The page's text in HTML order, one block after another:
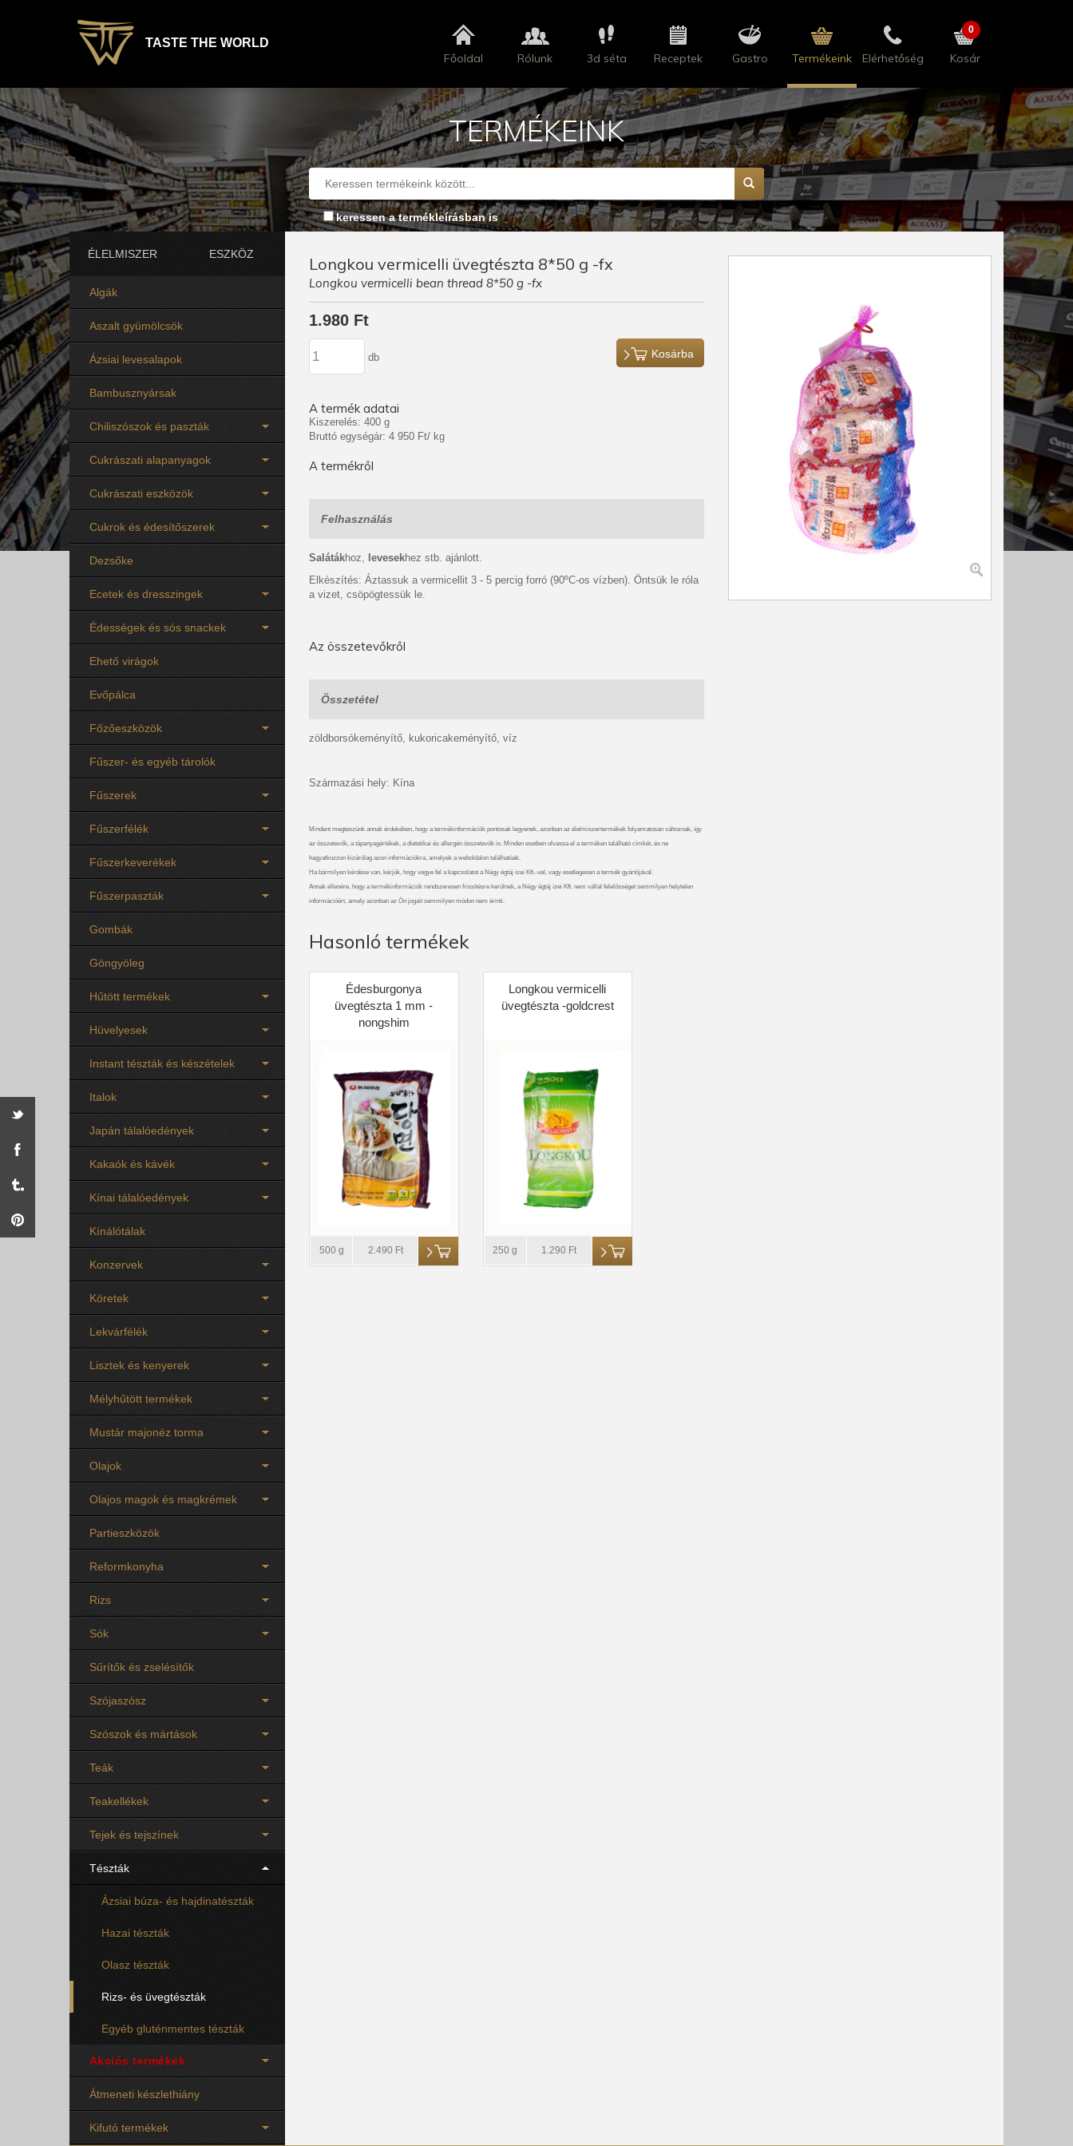
TASTE THE WORLD
Főoldal Rólunk 3d séta Receptek Gastro Termékeink Elérhetőség Kosár
0
TERMÉKEINK
keressen a termékleírásban is
ÉLELMISZER ESZKÖZ
Algák
Aszalt gyümölcsök
Ázsiai levesalapok
Bambusznyársak
Chiliszószok és paszták
Cukrászati alapanyagok
Cukrászati eszközök
Cukrok és édesítőszerek
Dezsőke
Ecetek és dresszingek
Édességek és sós snackek
Ehető virágok
Evőpálca
Főzőeszközök
Fűszer- és egyéb tárolók
Fűszerek
Fűszerfélék
Fűszerkeverékek
Fűszerpaszták
Gombák
Göngyöleg
Hűtött termékek
Hüvelyesek
Instant tészták és készételek
Italok
Japán tálalóedények
Kakaók és kávék
Kínai tálalóedények
Kínálótálak
Konzervek
Köretek
Lekvárfélék
Lisztek és kenyerek
Mélyhűtött termékek
Mustár majonéz torma
Olajok
Olajos magok és magkrémek
Partieszközök
Reformkonyha
Rizs
Sók
Sűrítők és zselésítők
Szójaszósz
Szószok és mártások
Teák
Teakellékek
Tejek és tejszínek
Tészták
Ázsiai búza- és hajdinatészták
Hazai tészták
Olasz tészták
Rizs- és üvegtészták
Egyéb gluténmentes tészták
Akciós termékek
Átmeneti készlethiány
Kifutó termékek
Longkou vermicelli üvegtészta 8*50 g -fx
Longkou vermicelli bean thread 8*50 g -fx
1.980 Ft
db Kosárba
A termék adatai
Kiszerelés: 400 g
Bruttó egységár: 4 950 Ft/ kg
A termékről
Felhasználás
Salátákhoz, levesekhez stb. ajánlott.
Elkészítés: Áztassuk a vermicellit 3 - 5 percig forró (90ºC-os vízben). Öntsük le róla
a vizet, csöpögtessük le.
Az összetevőkről
Összetétel
zöldborsókeményítő, kukoricakeményítő, víz
Származási hely: Kína
Mindent megteszünk annak érdekében, hogy a termékinformációk pontosak legyenek, azonban az élelmiszertermékek folyamatosan változnak, így
az összetevők, a tápanyagértékek, a dietetikai és allergén összetevők is. Minden esetben olvassa el a terméken található címkét, és ne
hagyatkozzon kizárólag azon információkra, amelyek a weboldalon találhatóak.
Ha bármilyen kérdése van, kérjük, hogy vegye fel a kapcsolatot a Négy égtáj ízei Kft.-vel, vagy esetlegesen a termék gyártójával.
Annak ellenére, hogy a termékinformációk rendszeresen frissítésre kerülnek, a Négy égtáj ízei Kft. nem vállal felelősséget semmilyen helytelen
információért, amely azonban az Ön jogait semmilyen módon nem érinti.
Hasonló termékek
Édesburgonya
üvegtészta 1 mm -
nongshim
500 g 2.490 Ft
Longkou vermicelli
üvegtészta -goldcrest
250 g 1.290 Ft